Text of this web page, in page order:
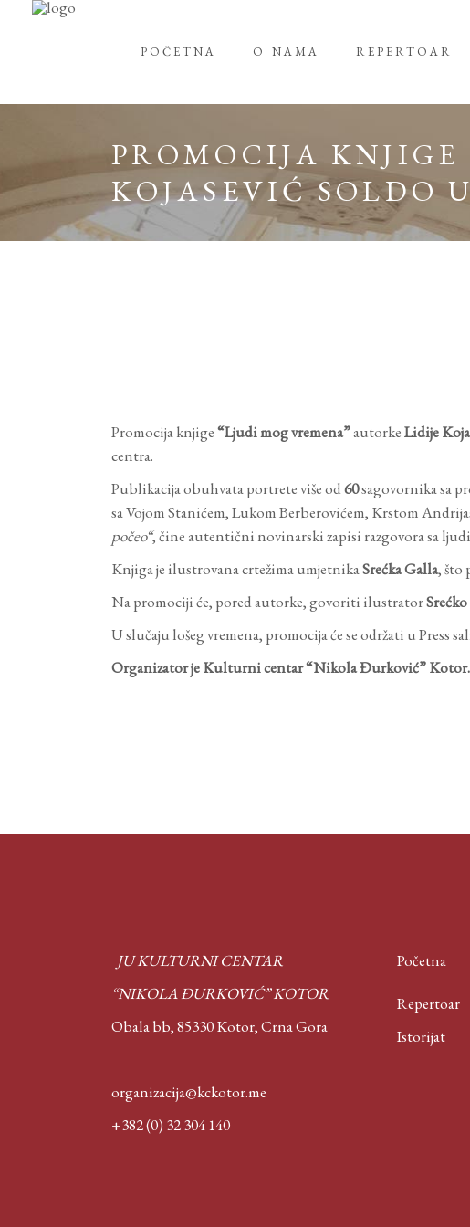
POČETNA O NAMA REPERTOAR
PROMOCIJA
KOJASEVIĆ SOLDO
Promocija knjige“Ljudi mog vremena”autorkeLidije
centra.
Publikacija obuhvata portrete više od60sagovornika sa
sa Vojom Stanićem, Lukom Berberovićem, Krstom
počeo“, čine autentični novinarski zapisi razgovora sa
Knjiga je ilustrovana crtežima umjetnikaSrećka Galla, što
Na promociji će, pored autorke, govoriti ilustrator
U slučaju lošeg vremena, promocija će se održati u Press
Organizator je Kulturni centar “Nikola Đurković” Kotor.
JU KULTURNI CENTAR
“NIKOLA ĐURKOVIĆ” KOTOR
Obala bb, 85330 Kotor,Crna Gora
organizacija@kckotor.me
+382 (0) 32 304 140
Početna
Repertoar
Istorijat